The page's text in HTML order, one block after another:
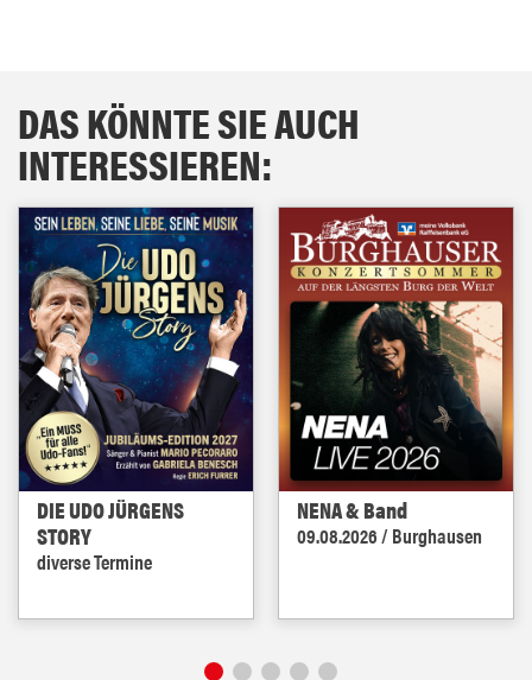
DAS KÖNNTE SIE AUCH
INTERESSIEREN:
DIE UDO JÜRGENS
STORY
diverse Termine
NENA & Band
09.08.2026 / Burghausen